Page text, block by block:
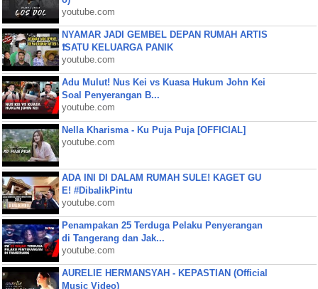
youtube.com
NYAMAR JADI GEMBEL DEPAN RUMAH ARTIS
❗SATU KELUARGA PANIK
youtube.com
Adu Mulut! Nus Kei vs Kuasa Hukum John Kei
Soal Penyerangan B...
youtube.com
Nella Kharisma - Ku Puja Puja [OFFICIAL]
youtube.com
ADA INI DI DALAM RUMAH SULE! KAGET GU
E! #DibalikPintu
youtube.com
Penampakan 25 Terduga Pelaku Penyerangan
di Tangerang dan Jak...
youtube.com
AURELIE HERMANSYAH - KEPASTIAN (Official
Music Video)